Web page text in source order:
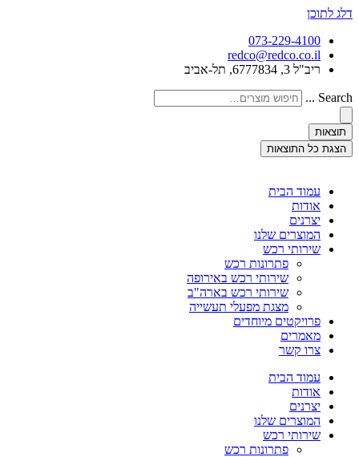
דלג לתוכן
073-229-4100
redco@redco.co.il
ריב"ל 3, 6777834, תל-אביב
Search ...
תוצאות
הצגת כל התוצאות
עמוד הבית
אודות
יצרנים
המוצרים שלנו
שירותי רכש
פתרונות רכש
שירותי רכש באירופה
שירותי רכש בארה"ב
מצגת מפעלי תעשייה
פרויקטים מיוחדים
מאמרים
צרו קשר
עמוד הבית
אודות
יצרנים
המוצרים שלנו
שירותי רכש
פתרונות רכש